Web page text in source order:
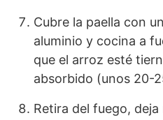
Cubre la paella con
aluminio y cocina a
que el arroz esté
absorbido (unos 20-
Retira del fuego,